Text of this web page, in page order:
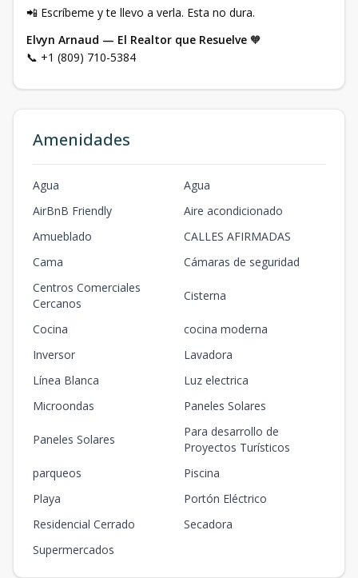
📲 Escríbeme y te llevo a verla. Esta no dura.
Elvyn Arnaud — El Realtor que Resuelve 🧡
📞 +1 (809) 710-5384
Amenidades
Agua
Agua
AirBnB Friendly
Aire acondicionado
Amueblado
CALLES AFIRMADAS
Cama
Cámaras de seguridad
Centros Comerciales
Cercanos
Cisterna
Cocina
cocina moderna
Inversor
Lavadora
Línea Blanca
Luz electrica
Microondas
Paneles Solares
Paneles Solares
Para desarrollo de
Proyectos Turísticos
parqueos
Piscina
Playa
Portón Eléctrico
Residencial Cerrado
Secadora
Supermercados